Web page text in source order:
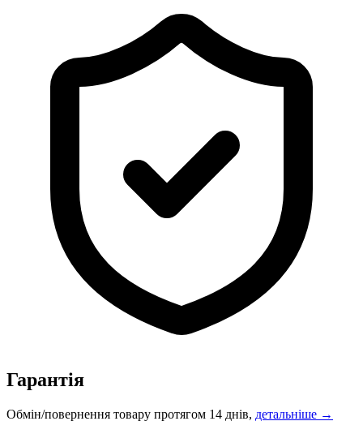
Гарантія
Обмін/повернення товару протягом 14 днів, детальніше →